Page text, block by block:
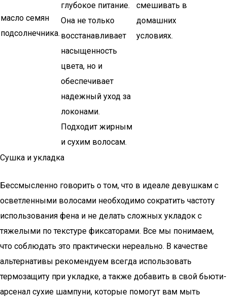
масло семян
подсолнечника.
глубокое питание.
Она не только
восстанавливает
насыщенность
цвета, но и
обеспечивает
надежный уход за
локонами.
Подходит жирным
и сухим волосам.
смешивать в
домашних
условиях.
Сушка и укладка
Бессмысленно говорить о том, что в идеале девушкам с
осветленными волосами необходимо сократить частоту
использования фена и не делать сложных укладок с
тяжелыми по текстуре фиксаторами. Все мы понимаем,
что соблюдать это практически нереально. В качестве
альтернативы рекомендуем всегда использовать
термозащиту при укладке, а также добавить в свой бьюти-
арсенал сухие шампуни, которые помогут вам мыть